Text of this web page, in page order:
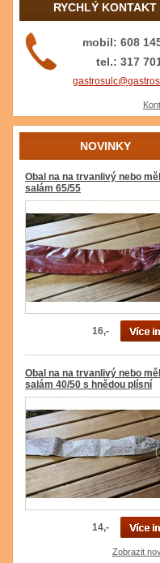
RYCHLÝ KONTAKT
mobil: 608
tel.: 317
NOVINKY
Obal na na trvanlivý nebo
salám 65/55
16,-
Obal na na trvanlivý nebo
salám 40/50 s hnědou plísní
14,-
Zobrazit